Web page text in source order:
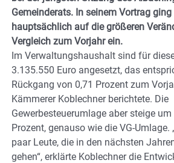
Gemeinderats. In seinem Vortrag ging
hauptsächlich auf die größeren
Vergleich zum Vorjahr ein.
Im Verwaltungshaushalt sind für
3.135.550 Euro angesetzt, das
Rückgang von 0,71 Prozent zum
Kämmerer Koblechner berichtete. Die
Gewerbesteuerumlage aber steige
Prozent, genauso wie die VG-Umlage.
paar Leute, die in den nächsten
gehen“, erklärte Koblechner die